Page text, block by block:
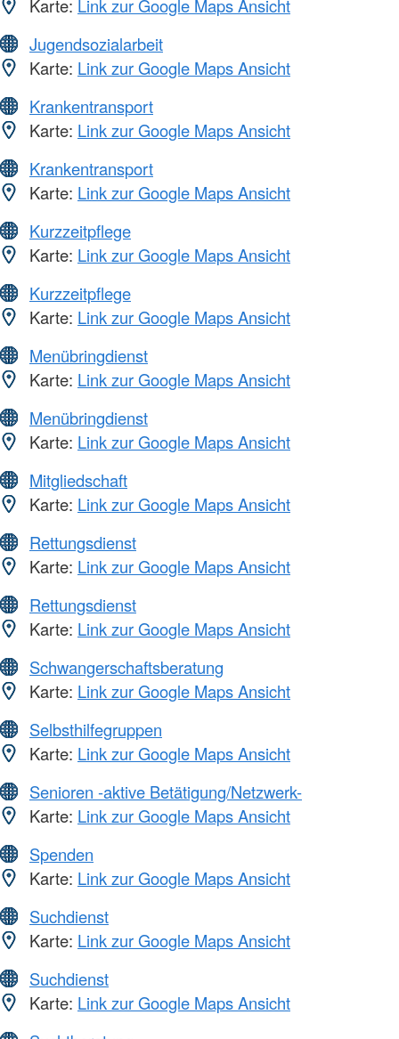
Karte: Link zur Google Maps Ansicht
Jugendsozialarbeit
Karte: Link zur Google Maps Ansicht
Krankentransport
Karte: Link zur Google Maps Ansicht
Krankentransport
Karte: Link zur Google Maps Ansicht
Kurzzeitpflege
Karte: Link zur Google Maps Ansicht
Kurzzeitpflege
Karte: Link zur Google Maps Ansicht
Menübringdienst
Karte: Link zur Google Maps Ansicht
Menübringdienst
Karte: Link zur Google Maps Ansicht
Mitgliedschaft
Karte: Link zur Google Maps Ansicht
Rettungsdienst
Karte: Link zur Google Maps Ansicht
Rettungsdienst
Karte: Link zur Google Maps Ansicht
Schwangerschaftsberatung
Karte: Link zur Google Maps Ansicht
Selbsthilfegruppen
Karte: Link zur Google Maps Ansicht
Senioren -aktive Betätigung/Netzwerk-
Karte: Link zur Google Maps Ansicht
Spenden
Karte: Link zur Google Maps Ansicht
Suchdienst
Karte: Link zur Google Maps Ansicht
Suchdienst
Karte: Link zur Google Maps Ansicht